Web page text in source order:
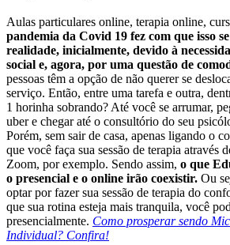
Aulas particulares online, terapia online,
pandemia da Covid 19 fez com que isso
realidade, inicialmente, devido à
social e, agora, por uma questão de
pessoas têm a opção de não querer se
serviço. Então, entre uma tarefa e outra,
1 horinha sobrando? Até você se arrumar,
uber e chegar até o consultório do seu
Porém, sem sair de casa, apenas ligando o
que você faça sua sessão de terapia através
Zoom, por exemplo. Sendo assim, o que
o presencial e o online irão coexistir. Ou
optar por fazer sua sessão de terapia do
que sua rotina esteja mais tranquila, você
presencialmente. Como prosperar sendo
Individual? Confira!